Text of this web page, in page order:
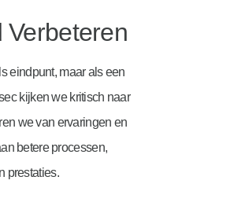
Verbeteren
eindpunt, maar als een
kijken we kritisch naar
we van ervaringen en
betere processen,
prestaties.